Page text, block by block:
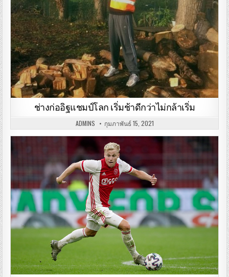
ช่างก่ออิฐแชมป์โลก เริ่มช้าดีกว่าไม่กล้าเริ่ม
ADMINS กุมภาพันธ์ 15, 2021